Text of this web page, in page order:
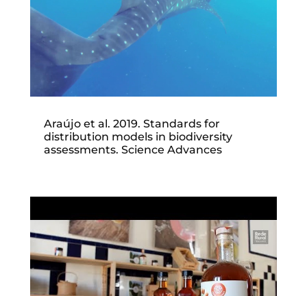
Araújo et al. 2019. Standards for
distribution models in biodiversity
assessments. Science Advances